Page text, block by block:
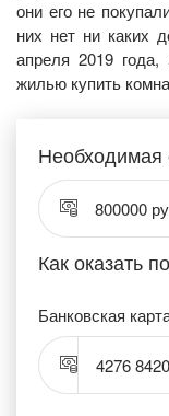
они его не
них нет ни каких
апреля 2019
жилью купить
Необходимая
800000
Как оказать
Банковская
4276